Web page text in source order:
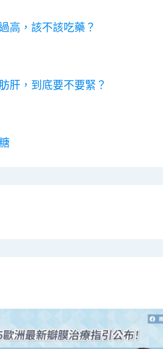
高，該不該吃藥？
肝，到底要不要緊？